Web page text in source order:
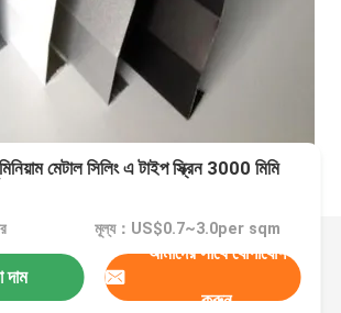
মেটাল সিলিং এ টাইপ স্ক্রিন 3000 মিমি
মূল্য：US$0.7~3.0per sqm
দাম
আমাদের সাথে যোগাযোগ
করুন